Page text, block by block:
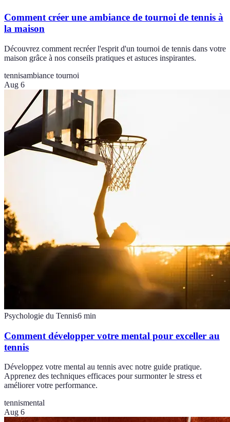
Comment créer une ambiance de tournoi de tennis à
la maison
Découvrez comment recréer l'esprit d'un tournoi de tennis dans votre
maison grâce à nos conseils pratiques et astuces inspirantes.
tennisambiance tournoi
Aug 6
Psychologie du Tennis6 min
Comment développer votre mental pour exceller au
tennis
Développez votre mental au tennis avec notre guide pratique.
Apprenez des techniques efficaces pour surmonter le stress et
améliorer votre performance.
tennismental
Aug 6